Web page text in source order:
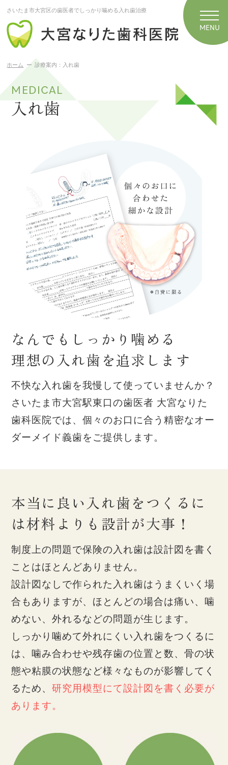
さいたま市大宮区の歯医者でしっかり噛める入れ歯治療
ホーム 診療案内：入れ歯
MEDICAL
入れ歯
なんでもしっかり噛める
理想の入れ歯を追求します
不快な入れ歯を我慢して使っていませんか？
さいたま市大宮駅東口の歯医者 大宮なりた
歯科医院では、個々のお口に合う精密なオー
ダーメイド義歯をご提供します。
本当に良い入れ歯をつくるに
は材料よりも設計が大事！
制度上の問題で保険の入れ歯は設計図を書く
ことはほとんどありません。
設計図なしで作られた入れ歯はうまくいく場
合もありますが、ほとんどの場合は痛い、噛
めない、外れるなどの問題が生じます。
しっかり噛めて外れにくい入れ歯をつくるに
は、噛み合わせや残存歯の位置と数、骨の状
態や粘膜の状態など様々なものが影響してく
るため、研究用模型にて設計図を書く必要が
あります。